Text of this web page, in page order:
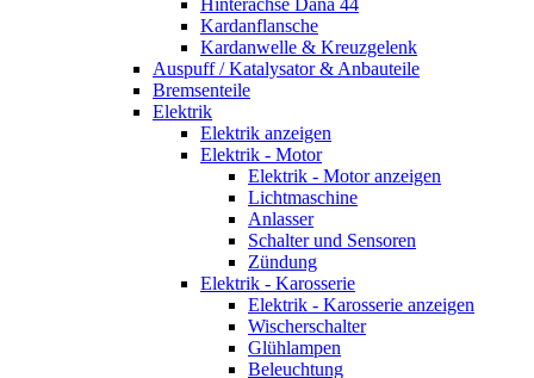
Kardanflansche
Kardanwelle & Kreuzgelenk
Auspuff / Katalysator & Anbauteile
Bremsenteile
Elektrik
Elektrik anzeigen
Elektrik - Motor
Elektrik - Motor anzeigen
Lichtmaschine
Anlasser
Schalter und Sensoren
Zündung
Elektrik - Karosserie
Elektrik - Karosserie anzeigen
Wischerschalter
Glühlampen
Beleuchtung